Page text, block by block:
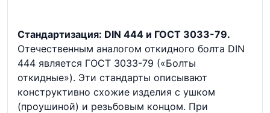
Стандартизация: DIN 444 и ГОСТ 3033-79.
Отечественным аналогом откидного болта DIN
444 является ГОСТ 3033-79 («Болты
откидные»). Эти стандарты описывают
конструктивно схожие изделия с ушком
(проушиной) и резьбовым концом. При